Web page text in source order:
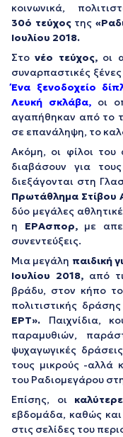
κοινωνικά,
30ό τεύχοςτης
Ιουλίου 2018.
Στονέο τεύχος,οι
συναρπαστικές ξένες
Ένα ξενοδοχείο
Λευκή σκλάβα,οι
αγαπήθηκαν από το
σε επανάληψη, το
Ακόμη, οι φίλοι του
διαβάσουν για τους
διεξάγονται στη
Πρωτάθλημα Στίβου
δύο μεγάλες
η ΕΡΑσπορ,με
συνεντεύξεις.
Μια μεγάλη παιδική
Ιουλίου 2018, από
βράδυ, στον κήπο
πολιτιστικής
ΕΡΤ». Παιχνίδια,
παραμυθιών,
ψυχαγωγικές
τους μικρούς -αλλά
του Ραδιομεγάρου
Επίσης, οι
εβδομάδα, καθώς
στις σελίδες του